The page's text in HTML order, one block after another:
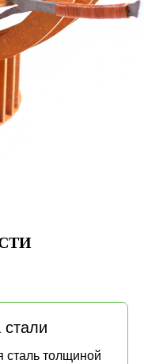
сталь толщиной